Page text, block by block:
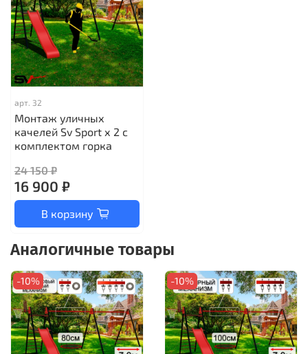
арт. 32
Монтаж уличных
качелей Sv Sport х 2 с
комплектом горка
24 150 ₽
16 900 ₽
В корзину
Аналогичные товары
-10% -10%